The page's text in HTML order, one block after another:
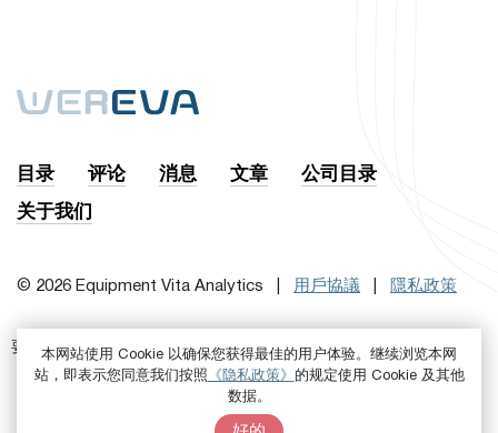
目录 评论 消息 文章
公司目录
关于我们
© 2026 Equipment Vita Analytics | 用戶協議 隱私政策
要訂閱時事通訊，首先 进来吧 或者是 注册
本网站使用 Cookie 以确保您获得最佳的用户体验。继续浏览本网
站，即表示您同意我们按照 《隐私政策》
的规定使用 Cookie 及其他
数据。